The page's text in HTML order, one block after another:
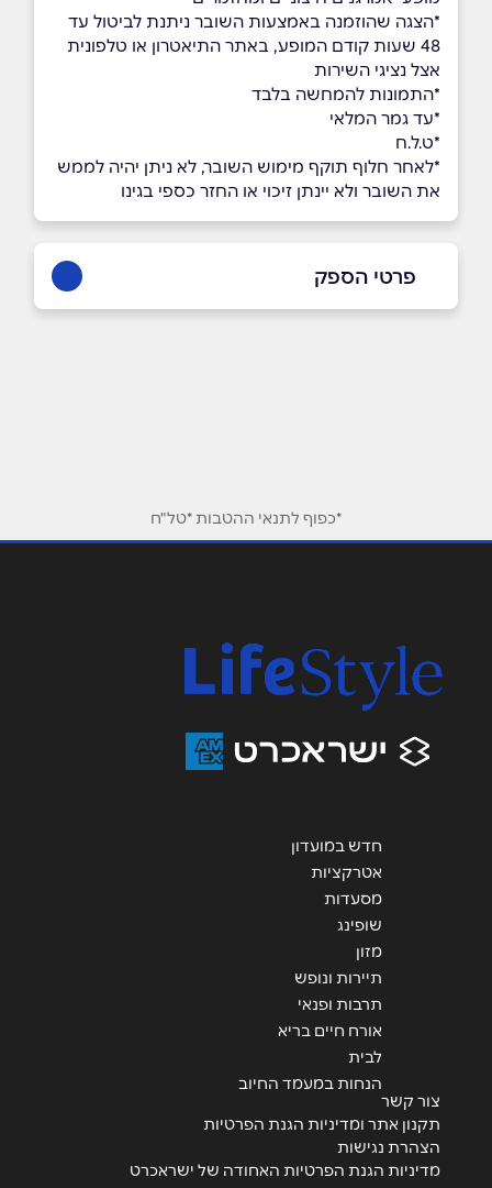
*הצגה שהוזמנה באמצעות השובר ניתנת לביטול עד
48 שעות קודם המופע, באתר התיאטרון או טלפונית
אצל נציגי השירות
*התמונות להמחשה בלבד
*עד גמר המלאי
*ט.ל.ח
*לאחר חלוף תוקף מימוש השובר, לא ניתן יהיה לממש
את השובר ולא יינתן זיכוי או החזר כספי בגינו
פרטי הספק
אימייל *
נושא
אנא חזרו אלי בקשר ל...
*כפוף לתנאי ההטבות *טל"ח
חדש במועדון
אטרקציות
מסעדות
שופינג
מזון
תיירות ונופש
תרבות ופנאי
אורח חיים בריא
לבית
הנחות במעמד החיוב
צור קשר
תקנון אתר ומדיניות הגנת הפרטיות
הצהרת נגישות
מדיניות הגנת הפרטיות האחודה של ישראכרט